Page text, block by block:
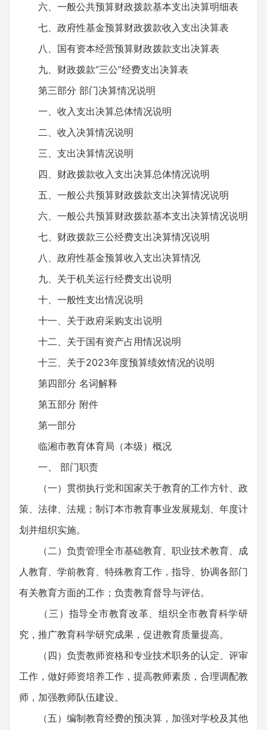
六、一般公共预算财政拨款基本支出决算明细表
七、政府性基金预算财政拨款收入支出决算表
八、国有资本经营预算财政拨款支出决算表
九、财政拨款“三公”经费支出决算表
第三部分 部门决算情况说明
一、收入支出决算总体情况说明
二、收入决算情况说明
三、支出决算情况说明
四、财政拨款收入支出决算总体情况说明
五、一般公共预算财政拨款支出决算情况说明
六、一般公共预算财政拨款基本支出决算情况说明
七、财政拨款三公经费支出决算情况说明
八、政府性基金预算收入支出决算情况
九、关于机关运行经费支出说明
十、一般性支出情况说明
十一、关于政府采购支出说明
十二、关于国有资产占用情况说明
十三、关于2023年度预算绩效情况的说明
第四部分 名词解释
第五部分 附件
第一部分
临湘市教育体育局（本级）概况
一、 部门职责
（一）贯彻执行党和国家关于教育的工作方针、政
策、法律、法规；制订本市教育事业发展规划、年度计
划并组织实施。
（二）负责管理全市基础教育、职业技术教育、成
人教育、学前教育、特殊教育工作，指导、协调各部门
有关教育方面的工作；负责教育督导与评估。
（三）指导全市教育改革、组织全市教育科学研
究，推广教育科学研究成果，促进教育质量提高。
（四）负责教师资格和专业技术职务的认定、评审
工作，做好师资培养工作，提高教师素质，合理调配教
师，加强教师队伍建设。
（五）编制教育经费的预决算，加强对学校及其他